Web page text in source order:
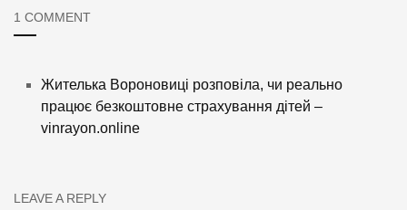
1 COMMENT
Жителька Вороновиці розповіла, чи реально
працює безкоштовне страхування дітей –
vinrayon.online
LEAVE A REPLY